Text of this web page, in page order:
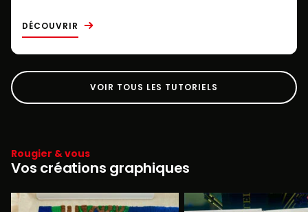
DÉCOUVRIR
VOIR TOUS LES TUTORIELS
Rougier & vous
Vos créations graphiques